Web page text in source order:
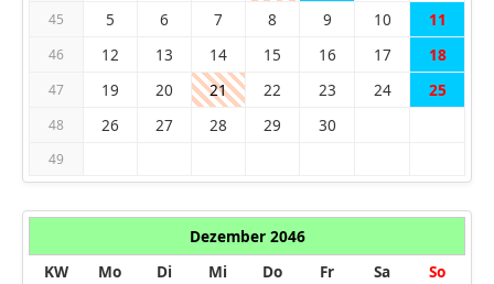
45 5 6 7 8 9 10 11
46 12 13 14 15 16 17 18
47 19 20 21 22 23 24 25
48 26 27 28 29 30
49
Dezember 2046
KW
Mo Di Mi Do Fr Sa So